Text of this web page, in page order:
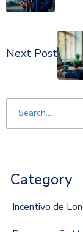
Next Post
Este é um campo
Category
Incentivo de